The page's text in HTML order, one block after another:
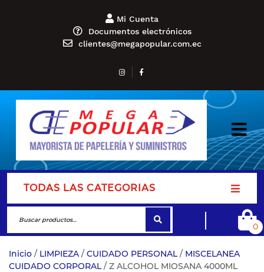
Mi Cuenta
Documentos electrónicos
clientes@megapopular.com.ec
TODAS LAS CATEGORIAS
0
Inicio / LIMPIEZA / CUIDADO PERSONAL/ MISCELANEA
CUIDADO CORPORAL/ Z ALCOHOL MIOSANA 4000ML